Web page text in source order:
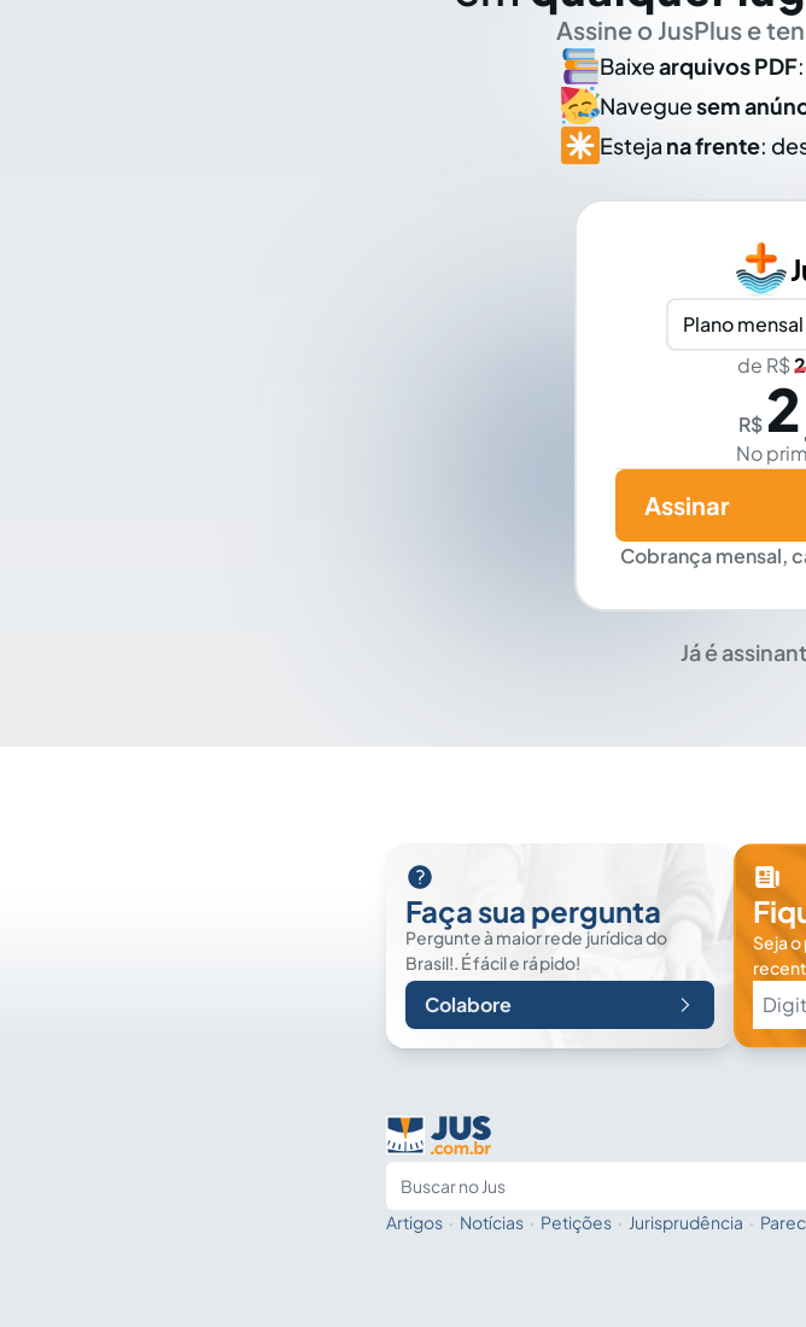
Assine o JusPlus e
Baixearquivos PDF
Naveguesem
Esteja na frente:
Plano mensal
de R$
R$
No
Cobrança mensal,
Assinar
Já é
Faça sua pergunta
Pergunte à maior rede jurídica do
Brasil!. É fácil e rápido!
Colabore
Seja
Artigos · Notícias · Petições · Jurisprudência ·